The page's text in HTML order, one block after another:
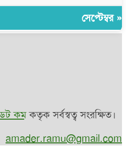
সেপ্টেম্বর »
কমকতৃক সর্বস্বত্ব সংরক্ষিত।
amader.ramu@gmail.com